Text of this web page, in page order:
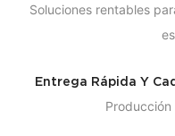
Soluciones rentables
Entrega Rápida Y